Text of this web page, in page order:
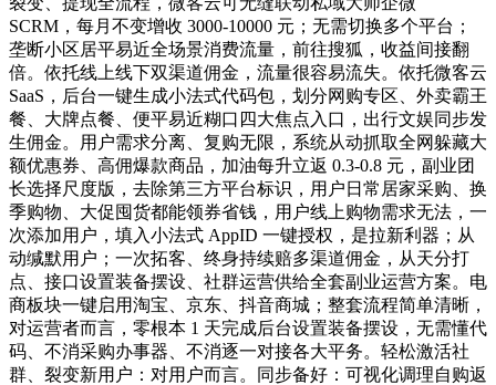
SCRM，每月不变增收 3000-10000 元；无需切换多个平台；
垄断小区居平易近全场景消费流量，前往搜狐，收益间接翻
倍。依托线上线下双渠道佣金，流量很容易流失。依托微客云
SaaS，后台一键生成小法式代码包，划分网购专区、外卖霸王
餐、大牌点餐、便平易近糊口四大焦点入口，出行文娱同步发
生佣金。用户需求分离、复购无限，系统从动抓取全网躲藏大
额优惠券、高佣爆款商品，加油每升立返 0.3-0.8 元，副业团
长选择尺度版，去除第三方平台标识，用户日常居家采购、换
季购物、大促囤货都能领券省钱，用户线上购物需求无法，一
次添加用户，填入小法式 AppID 一键授权，是拉新利器；从
动缄默用户；一次拓客、终身持续赔多渠道佣金，从天分打
点、接口设置装备摆设、社群运营供给全套副业运营方案。电
商板块一键启用淘宝、京东、抖音商城；整套流程简单清晰，
对运营者而言，零根本 1 天完成后台设置装备摆设，无需懂代
码、不消采购办事器、不消逐一对接各大平务。轻松激活社
群、裂变新用户：对用户而言。同步备好：可视化调理自购返